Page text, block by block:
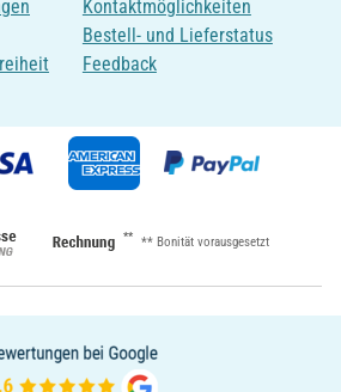
Kontaktmöglichkeiten
Bestell- und Lieferstatus
Feedback
** ** Bonität vorausgesetzt